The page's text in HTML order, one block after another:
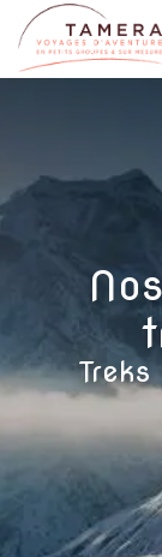
Aller
au
contenu